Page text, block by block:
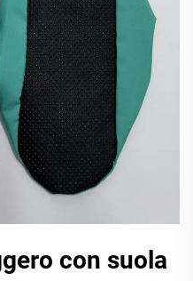
con suola